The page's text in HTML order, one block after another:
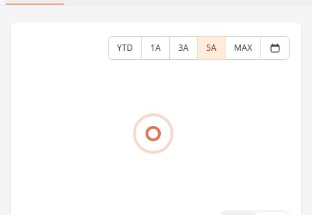
YTD 1A 3A 5A MAX